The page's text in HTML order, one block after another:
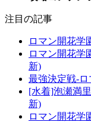
注目の記事
ロマン開花学
ロマン開花学
新)
最強決定戦-
[水着]泡瀬満
新)
ロマン開花学